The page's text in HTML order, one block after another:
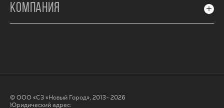
КОМПАНИЯ
© ООО «СЗ «Новый Город», 2013- 2026
Юридический адрес: